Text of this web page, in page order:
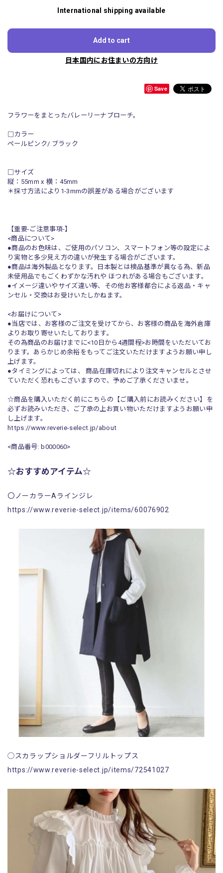
International shipping available
Add to cart
日本国内にお住まいの方向け
Save
フラワーをまとったバレーリーナブローチ。
□カラー
ペールピンク/ ブラック
□サイズ
縦：55mm x 横：45mm
＊採寸方法により1-3mmの誤差がある場合がございます
【重要-ご注意事項-】
<商品について>
●商品のお色味は、ご使用のパソコン、スマートフォン等の設定によ
り実物と多少見え方の違いが発生する場合がございます。
●商品は海外製品となります。日本製とは検品基準が異なる為、新品
未使用品でもごくわずかな汚れや ほつれがある場合もございます。
●イメージ違いやサイズ違い等、その他お客様都合による返品・キャ
ンセル・交換はお受けいたしかねます。
<お届けについて>
●当店では、お客様のご注文を受けてから、お客様の商品を海外倉庫
よりお取り寄せいたしております。
その為商品のお届けまでに<10日から4週間程>お時間をいただいてお
ります。あらかじめ余裕をもってご注文いただけますようお願い申し
上げます。
●タイミングによっては、 商品在庫切れにより注文キャンセルとさせ
ていただく恐れもございますので、予めご了承くださいませ。
☆商品を購入いただく前にこちらの【ご購入前にお読みください】を
必ずお読みいただき、ご了承の上お買い物いただけますようお願い申
し上げます。
https://www.reverie-select.jp/about
<商品番号: b000060>
☆おすすめアイテム☆
〇ノーカラーAラインジレ
https://www.reverie-select.jp/items/60076902
◯スカラップショルダーフリルトップス
https://www.reverie-select.jp/items/72541027